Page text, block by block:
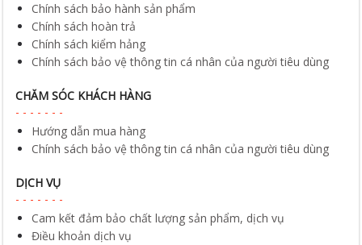
Chính sách bảo hành sản phẩm
Chính sách hoàn trả
Chính sách kiểm hảng
Chính sách bảo vệ thông tin cá nhân của người tiêu dùng
CHĂM SÓC KHÁCH HÀNG
Hướng dẫn mua hàng
Chính sách bảo vệ thông tin cá nhân của người tiêu dùng
DỊCH VỤ
Cam kết đảm bảo chất lượng sản phẩm, dịch vụ
Điều khoản dịch vụ